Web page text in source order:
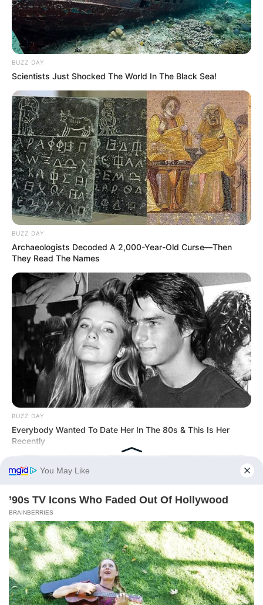
BUZZ DAY
Scientists Just Shocked The World In The Black Sea!
BUZZ DAY
Archaeologists Decoded A 2,000-Year-Old Curse—Then
They Read The Names
BUZZ DAY
Everybody Wanted To Date Her In The 80s & This Is Her
Recently
BUZZ DAY